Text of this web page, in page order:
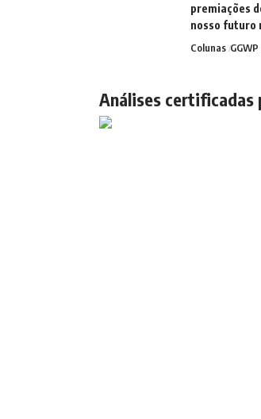
premiações
nosso futuro
Colunas GGWP
Análises certificadas